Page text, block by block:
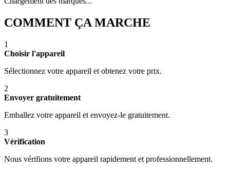
COMMENT ÇA MARCHE
1
Choisir l'appareil
Sélectionnez votre appareil et obtenez votre prix.
2
Envoyer gratuitement
Emballez votre appareil et envoyez-le gratuitement.
3
Vérification
Nous vérifions votre appareil rapidement et professionnellement.